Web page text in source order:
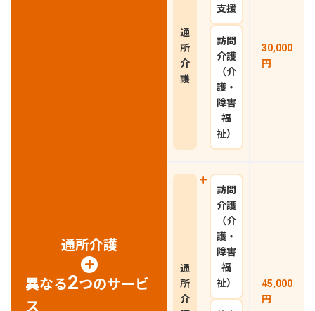
通所介護
異なる2つのサービ
ス
通
所
介
護
支援
訪問
介護
（介
護・
障害
福
祉）
30,000
円
通
所
介
訪問
介護
（介
護・
障害
福
祉）
45,000
円